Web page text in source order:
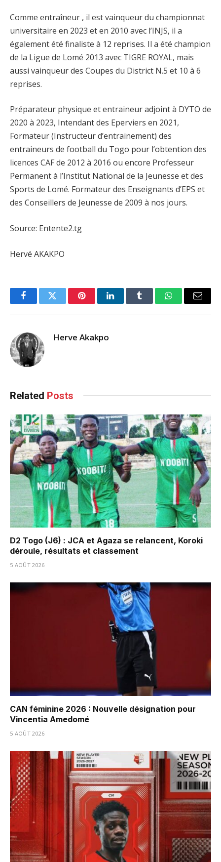
Comme entraîneur , il est vainqueur du championnat
universitaire en 2023 et en 2010 avec l’INJS, il a
également été finaliste à 12 reprises. Il a été champion
de la Ligue de Lomé 2013 avec TIGRE ROYAL, mais
aussi vainqueur des Coupes du District N.5 et 10 à 6
reprises.
Préparateur physique et entraineur adjoint à DYTO de
2020 à 2023, Intendant des Eperviers en 2021,
Formateur (Instructeur d’entrainement) des
entraineurs de football du Togo pour l’obtention des
licences CAF de 2012 à 2016 ou encore Professeur
Permanent à l’Institut National de la Jeunesse et des
Sports de Lomé. Formateur des Enseignants d’EPS et
des Conseillers de Jeunesse de 2009 à nos jours.
Source: Entente2.tg
Hervé AKAKPO
FacebookTwitter PinterestLinkedInTumblr WhatsAppEmail
Herve Akakpo
Related Posts
D2 Togo (J6) : JCA et Agaza se relancent, Koroki
déroule, résultats et classement
5 AOÛT 2026
CAN féminine 2026 : Nouvelle désignation pour
Vincentia Amedomé
5 AOÛT 2026